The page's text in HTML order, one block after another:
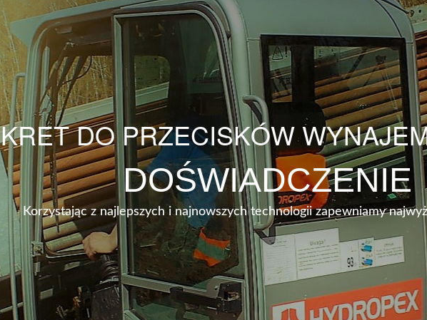
KRET DO PRZECISKÓW
DOŚWIADCZENIE
Korzystając z najlepszych i najnowszych technologii zapewniamy